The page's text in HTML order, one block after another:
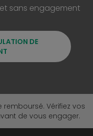
sans engagement
DE
Vérifiez vos
de vous engager.